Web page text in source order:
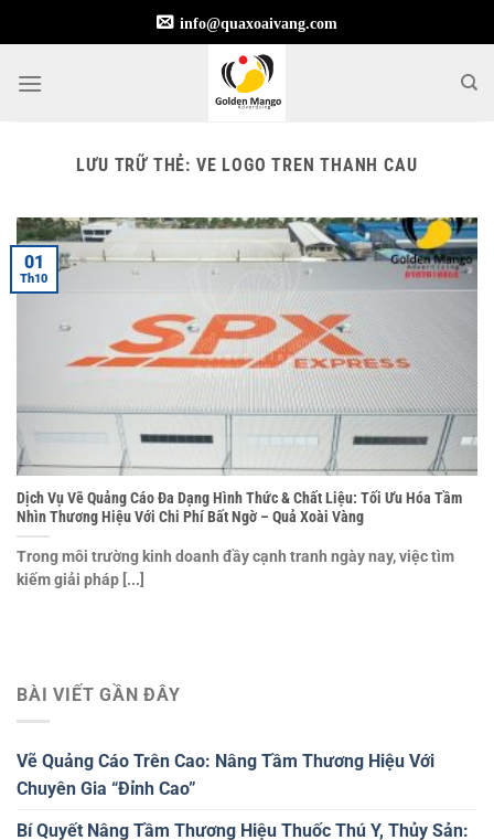
qua
dung
info@quaxoaivang.com
LƯU TRỮ THẺ: VE LOGO TREN THANH CAU
Dịch Vụ Vẽ Quảng Cáo Đa Dạng Hình Thức & Chất Liệu: Tối Ưu Hóa Tầm
Nhìn Thương Hiệu Với Chi Phí Bất Ngờ – Quả Xoài Vàng
Trong môi trường kinh doanh đầy cạnh tranh ngày nay, việc tìm
kiếm giải pháp [...]
01
Th10
BÀI VIẾT GẦN ĐÂY
Vẽ Quảng Cáo Trên Cao: Nâng Tầm Thương Hiệu Với
Chuyên Gia “Đỉnh Cao”
Bí Quyết Nâng Tầm Thương Hiệu Thuốc Thú Y, Thủy Sản: